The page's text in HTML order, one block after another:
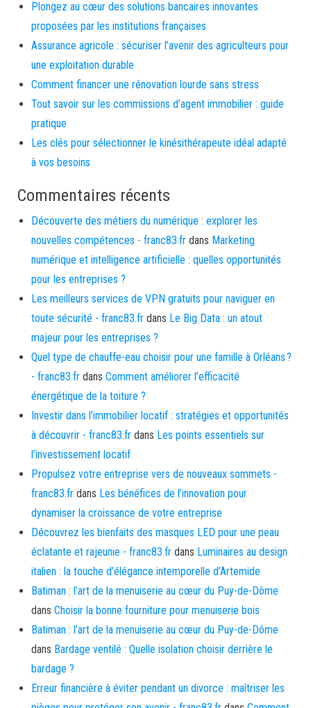
Plongez au cœur des solutions bancaires innovantes
proposées par les institutions françaises
Assurance agricole : sécuriser l’avenir des agriculteurs pour
une exploitation durable
Comment financer une rénovation lourde sans stress
Tout savoir sur les commissions d’agent immobilier : guide
pratique
Les clés pour sélectionner le kinésithérapeute idéal adapté
à vos besoins
Commentaires récents
Découverte des métiers du numérique : explorer les
nouvelles compétences - franc83.fr dans Marketing
numérique et intelligence artificielle : quelles opportunités
pour les entreprises ?
Les meilleurs services de VPN gratuits pour naviguer en
toute sécurité - franc83.fr dans Le Big Data : un atout
majeur pour les entreprises ?
Quel type de chauffe-eau choisir pour une famille à Orléans ?
- franc83.fr dans Comment améliorer l’efficacité
énergétique de la toiture ?
Investir dans l’immobilier locatif : stratégies et opportunités
à découvrir - franc83.fr dans Les points essentiels sur
l’investissement locatif
Propulsez votre entreprise vers de nouveaux sommets -
franc83.fr dans Les bénéfices de l’innovation pour
dynamiser la croissance de votre entreprise
Découvrez les bienfaits des masques LED pour une peau
éclatante et rajeunie - franc83.fr dans Luminaires au design
italien : la touche d’élégance intemporelle d’Artemide
Batiman : l’art de la menuiserie au cœur du Puy-de-Dôme
dans Choisir la bonne fourniture pour menuiserie bois
Batiman : l’art de la menuiserie au cœur du Puy-de-Dôme
dans Bardage ventilé : Quelle isolation choisir derrière le
bardage ?
Erreur financière à éviter pendant un divorce : maîtriser les